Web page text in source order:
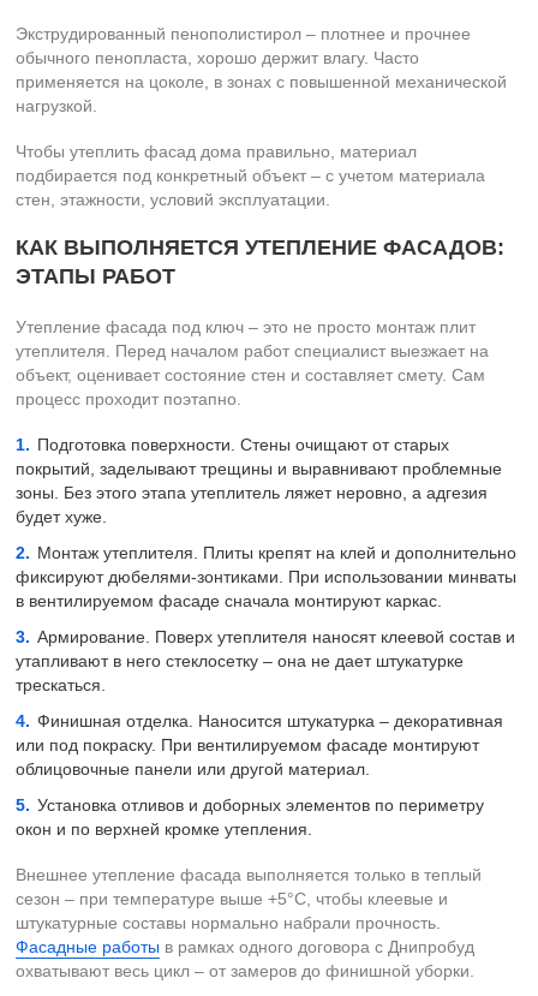
Экструдированный пенополистирол – плотнее и прочнее
обычного пенопласта, хорошо держит влагу. Часто
применяется на цоколе, в зонах с повышенной механической
нагрузкой.
Чтобы утеплить фасад дома правильно, материал
подбирается под конкретный объект – с учетом материала
стен, этажности, условий эксплуатации.
КАК ВЫПОЛНЯЕТСЯ УТЕПЛЕНИЕ ФАСАДОВ:
ЭТАПЫ РАБОТ
Утепление фасада под ключ – это не просто монтаж плит
утеплителя. Перед началом работ специалист выезжает на
объект, оценивает состояние стен и составляет смету. Сам
процесс проходит поэтапно.
Подготовка поверхности. Стены очищают от старых
покрытий, заделывают трещины и выравнивают проблемные
зоны. Без этого этапа утеплитель ляжет неровно, а адгезия
будет хуже.
Монтаж утеплителя. Плиты крепят на клей и дополнительно
фиксируют дюбелями-зонтиками. При использовании минваты
в вентилируемом фасаде сначала монтируют каркас.
Армирование. Поверх утеплителя наносят клеевой состав и
утапливают в него стеклосетку – она не дает штукатурке
трескаться.
Финишная отделка. Наносится штукатурка – декоративная
или под покраску. При вентилируемом фасаде монтируют
облицовочные панели или другой материал.
Установка отливов и доборных элементов по периметру
окон и по верхней кромке утепления.
Внешнее утепление фасада выполняется только в теплый
сезон – при температуре выше +5°C, чтобы клеевые и
штукатурные составы нормально набрали прочность.
Фасадные работы в рамках одного договора с Днипробуд
охватывают весь цикл – от замеров до финишной уборки.